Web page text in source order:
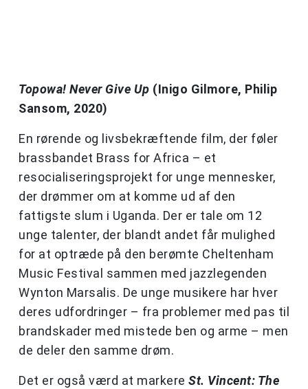
Topowa! Never Give Up (Inigo Gilmore, Philip
Sansom, 2020)
En rørende og livsbekræftende film, der føler
brassbandet Brass for Africa – et
resocialiseringsprojekt for unge mennesker,
der drømmer om at komme ud af den
fattigste slum i Uganda. Der er tale om 12
unge talenter, der blandt andet får mulighed
for at optræde på den berømte Cheltenham
Music Festival sammen med jazzlegenden
Wynton Marsalis. De unge musikere har hver
deres udfordringer – fra problemer med pas til
brandskader med mistede ben og arme – men
de deler den samme drøm.
Det er også værd at markere St. Vincent: The